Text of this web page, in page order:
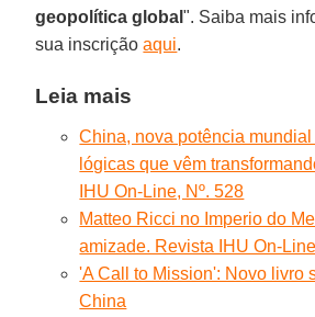
geopolítica global". Saiba mais
sua inscriçãoaqui.
Leia mais
China, nova potência
lógicas que vêm
IHU On-Line, Nº. 528
Matteo Ricci no Imperio do
amizade. Revista IHU On-
'A Call to Mission': Novo livro
China